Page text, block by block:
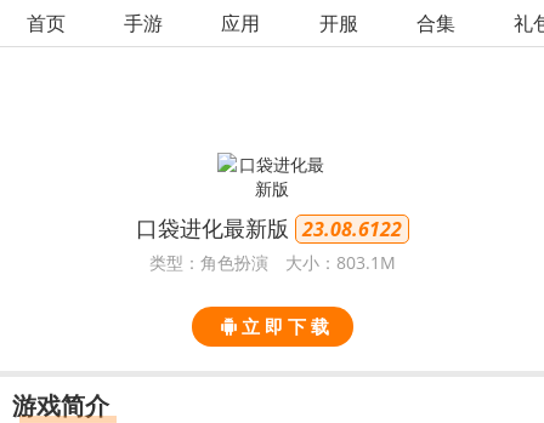
首页 手游 应用 开服 合集 礼
口袋进化最新版 23.08.6122
类型：角色扮演 大小：803.1M
立 即 下 载
游戏简介